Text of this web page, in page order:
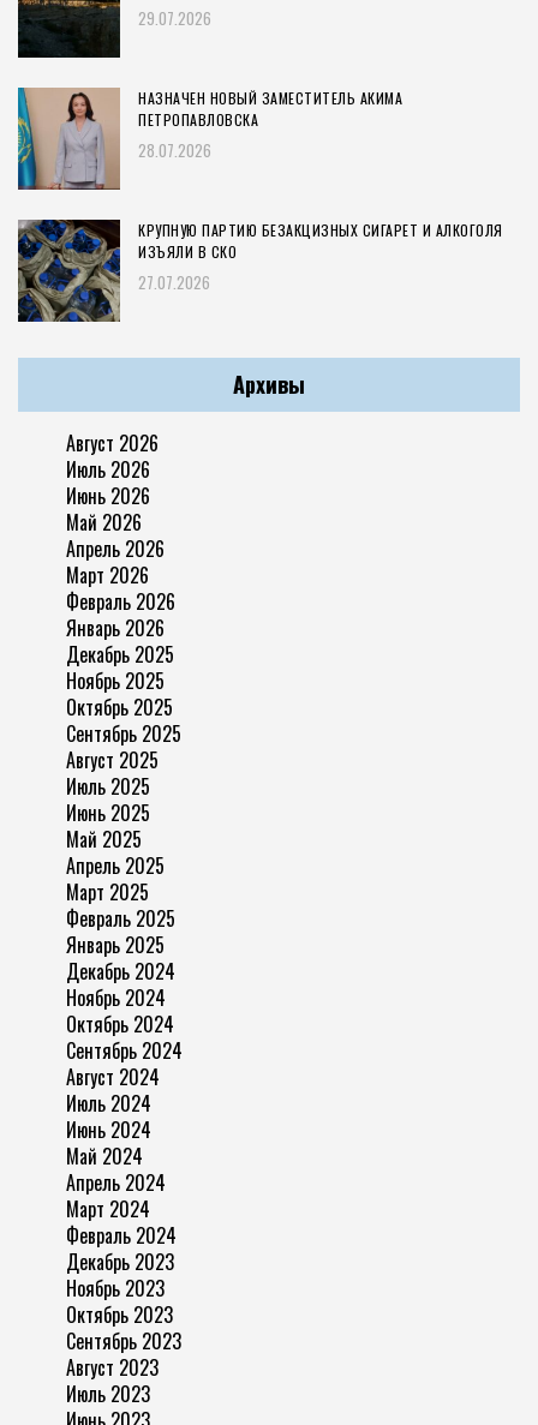
29.07.2026
НАЗНАЧЕН НОВЫЙ ЗАМЕСТИТЕЛЬ АКИМА
ПЕТРОПАВЛОВСКА
28.07.2026
КРУПНУЮ ПАРТИЮ БЕЗАКЦИЗНЫХ СИГАРЕТ И АЛКОГОЛЯ
ИЗЪЯЛИ В СКО
27.07.2026
Архивы
Август 2026
Июль 2026
Июнь 2026
Май 2026
Апрель 2026
Март 2026
Февраль 2026
Январь 2026
Декабрь 2025
Ноябрь 2025
Октябрь 2025
Сентябрь 2025
Август 2025
Июль 2025
Июнь 2025
Май 2025
Апрель 2025
Март 2025
Февраль 2025
Январь 2025
Декабрь 2024
Ноябрь 2024
Октябрь 2024
Сентябрь 2024
Август 2024
Июль 2024
Июнь 2024
Май 2024
Апрель 2024
Март 2024
Февраль 2024
Декабрь 2023
Ноябрь 2023
Октябрь 2023
Сентябрь 2023
Август 2023
Июль 2023